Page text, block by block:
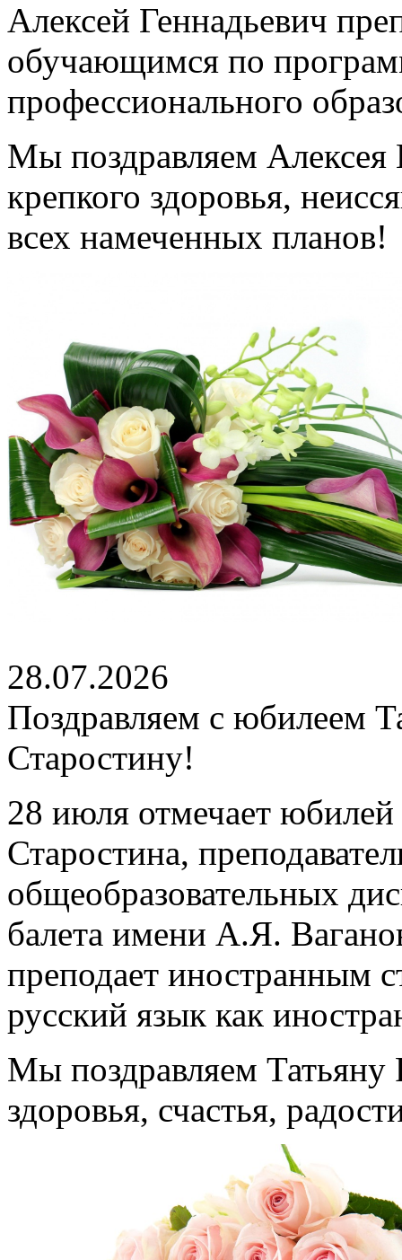
Алексей Геннадьевич
обучающимся по
профессионального
Мы поздравляем Алексея
крепкого здоровья,
всех намеченных планов!
28.07.2026
Поздравляем с юбилеем
Старостину!
28 июля отмечает
Старостина,
общеобразовательных
балета имени А.Я.
преподает иностранным
русский язык как
Мы поздравляем
здоровья, счастья,